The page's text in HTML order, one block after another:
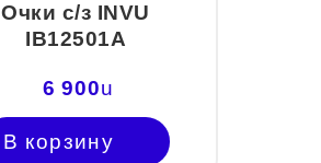
Очки с/з INVU
IB12501A
6 900u
В корзину